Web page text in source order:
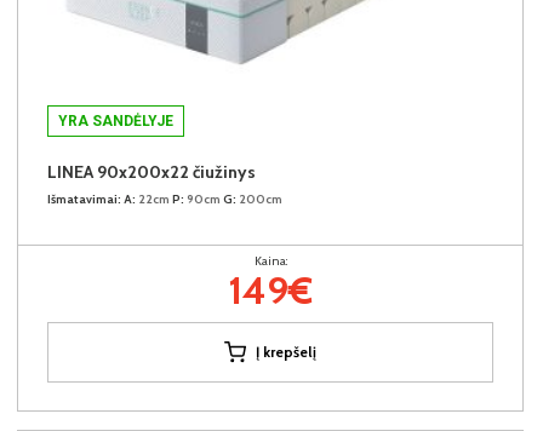
YRA SANDĖLYJE
LINEA 90x200x22 čiužinys
Išmatavimai: A: 22cm P: 90cm G: 200cm
Kaina:
149€
Į krepšelį